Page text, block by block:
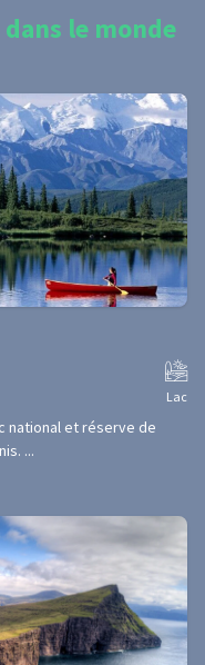
le monde
Lac
national et réserve de
...